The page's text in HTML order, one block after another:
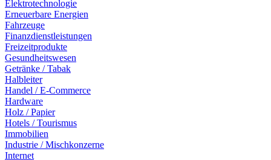
Elektrotechnologie
Erneuerbare Energien
Fahrzeuge
Finanzdienstleistungen
Freizeitprodukte
Gesundheitswesen
Getränke / Tabak
Halbleiter
Handel / E-Commerce
Hardware
Holz / Papier
Hotels / Tourismus
Immobilien
Industrie / Mischkonzerne
Internet